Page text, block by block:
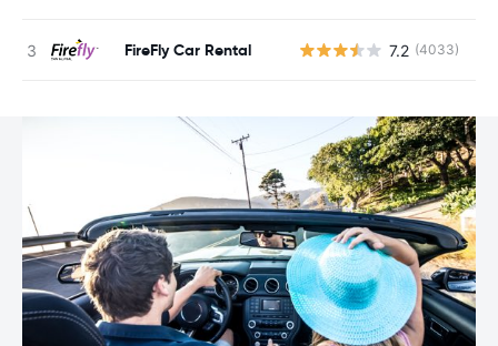
FireFly Car Rental 7.2 (4033)